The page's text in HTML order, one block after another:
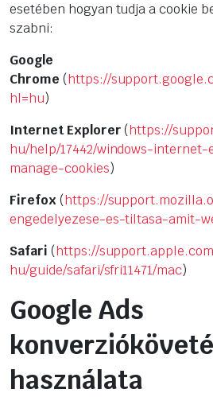
esetében hogyan tudja a cookie
szabni:
Google
Chrome (https://
hl=hu)
Internet Explorer(https://
hu/help/17442/windows-
manage-cookies)
Firefox (https://
engedelyezese-es-tiltasa-amit-
Safari (https://
hu/guide/safari/sfri11471/mac)
Google Ads
használata